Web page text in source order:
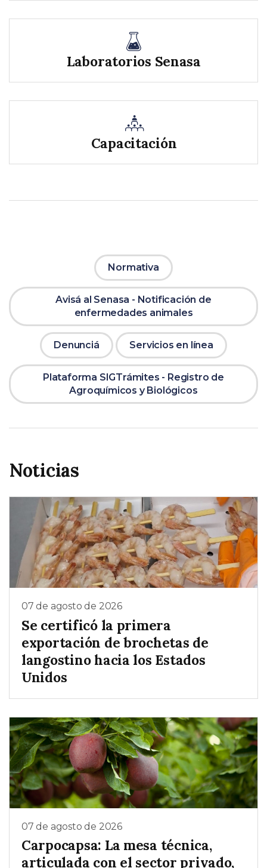
Laboratorios Senasa
Capacitación
Normativa
Avisá al Senasa - Notificación de
enfermedades animales
Denunciá Servicios en línea
Plataforma SIGTrámites - Registro de
Agroquímicos y Biológicos
Noticias
07 de agosto de 2026
Se certificó la primera
exportación de brochetas de
langostino hacia los Estados
Unidos
07 de agosto de 2026
Carpocapsa: La mesa técnica,
articulada con el sector privado,